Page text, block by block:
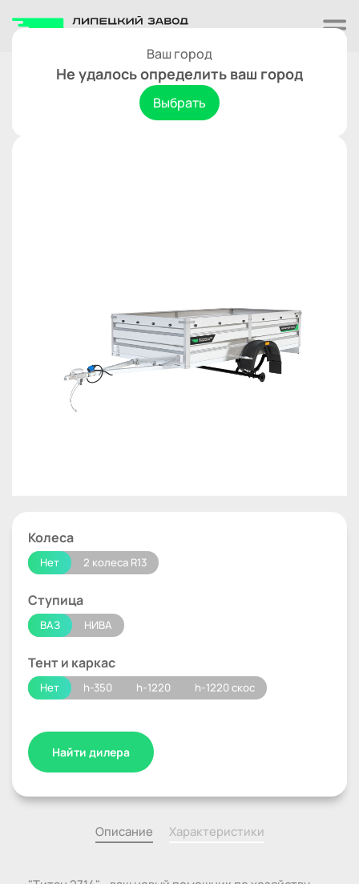
Ваш город
Не удалось определить ваш город
Выбрать
Одноосные
Титан 2714-05
Колеса
Нет 2 колеса R13
Ступица
ВАЗ НИВА
Тент и каркас
Нет h-350 h-1220 h-1220 скос
Найти дилера
Описание Характеристики